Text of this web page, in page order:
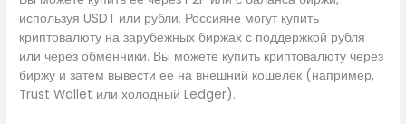
используя USDT или рубли. Россияне могут купить
криптовалюту на зарубежных биржах с поддержкой рубля
или через обменники. Вы можете купить криптовалюту через
биржу и затем вывести её на внешний кошелёк (например,
Trust Wallet или холодный Ledger).